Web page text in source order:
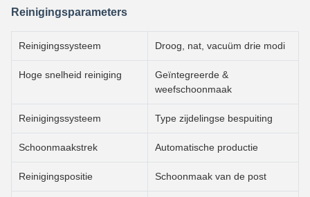
Reinigingsparameters
Reinigingssysteem Droog, nat, vacuüm drie modi
Hoge snelheid reiniging
Geïntegreerde &
weefschoonmaak
Reinigingssysteem Type zijdelingse bespuiting
Schoonmaakstrek Automatische productie
Reinigingspositie Schoonmaak van de post